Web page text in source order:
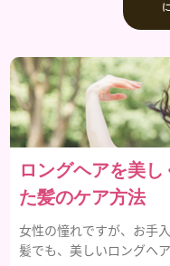
ロングヘアを美
た髪のケア方法
女性の憧れですが、お手
髪でも、美しいロングヘ